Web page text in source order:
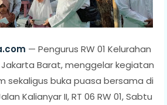
— Pengurus RW 01 Kelurahan
Barat, menggelar kegiatan
sekaligus buka puasa bersama di
Kalianyar II, RT 06 RW 01, Sabtu